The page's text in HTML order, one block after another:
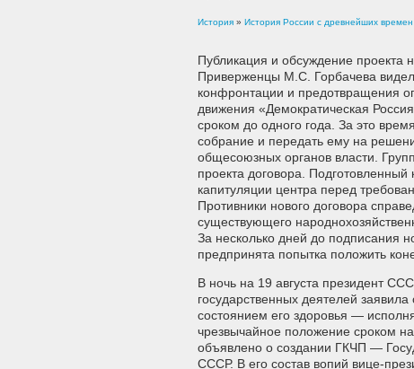
История » История России с древнейших
Публикация и обсуждение проекта
Приверженцы М.С. Горбачева
конфронтации и предотвращения
движения «Демократическая
сроком до одного года. За это
собрание и передать ему на
общесоюзных органов власти.
проекта договора.
капитуляции центра перед
Противники нового договора
существующего
За несколько дней до подписания
предпринята попытка положить
В ночь на 19 августа президент
государственных деятелей
состоянием его здоровья —
чрезвычайное положение сроком
объявлено о создании ГКЧП —
СССР. В его состав вопий вице-